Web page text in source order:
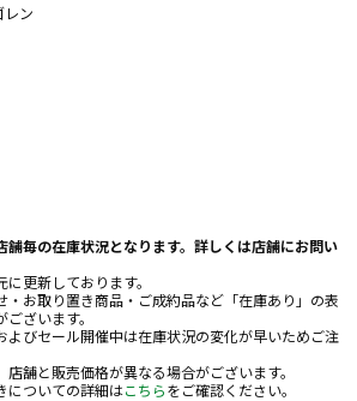
レン
毎の在庫状況となります。詳しくは店舗にお問い
更新しております。
・お取り置き商品・ご成約品など「在庫あり」の表
ざいます。
よびセール開催中は在庫状況の変化が早いためご注
舗と販売価格が異なる場合がございます。
についての詳細はこちらをご確認ください。